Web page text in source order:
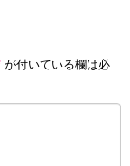
が付いている欄は必